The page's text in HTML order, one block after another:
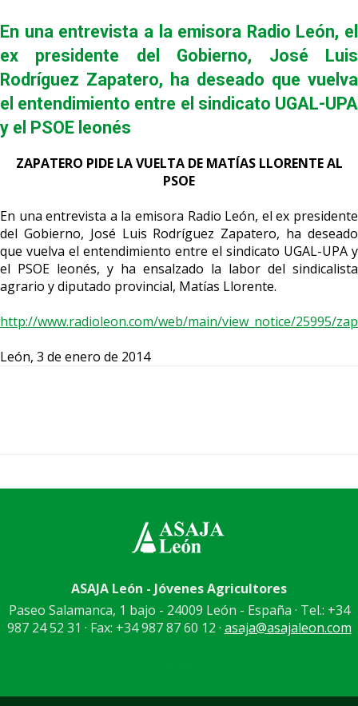
En una entrevista a la emisora Radio León, el
ex presidente del Gobierno, José Luis
Rodríguez Zapatero, ha deseado que vuelva
el entendimiento entre el sindicato UGAL-UPA
y el PSOE leonés
ZAPATERO PIDE LA VUELTA DE MATÍAS LLORENTE AL
PSOE
En una entrevista a la emisora Radio León, el ex presidente
del Gobierno, José Luis Rodríguez Zapatero, ha deseado
que vuelva el entendimiento entre el sindicato UGAL-UPA y
el PSOE leonés, y ha ensalzado la labor del sindicalista
agrario y diputado provincial, Matías Llorente.
http://www.radioleon.com/web/main/view_notice/25995/
León, 3 de enero de 2014
ASAJA León - Jóvenes Agricultores
Paseo Salamanca, 1 bajo - 24009 León - España · Tel.: +34
987 24 52 31 · Fax: +34 987 87 60 12 · asaja@asajaleon.com